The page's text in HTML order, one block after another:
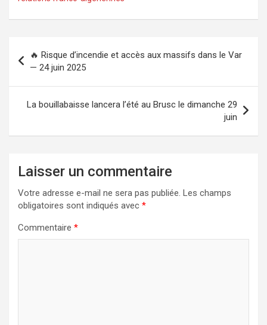
de
l’article
🔥 Risque d’incendie et accès aux massifs dans le Var
— 24 juin 2025
La bouillabaisse lancera l’été au Brusc le dimanche 29
juin
Laisser un commentaire
Votre adresse e-mail ne sera pas publiée. Les champs
obligatoires sont indiqués avec *
Commentaire *